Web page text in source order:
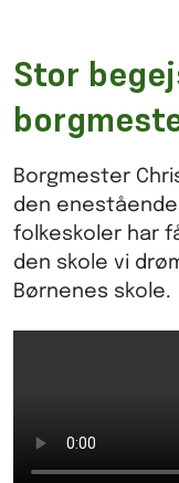
Stor
Borgmester
den enestående
folkeskoler har
den skole vi
Børnenes skole.